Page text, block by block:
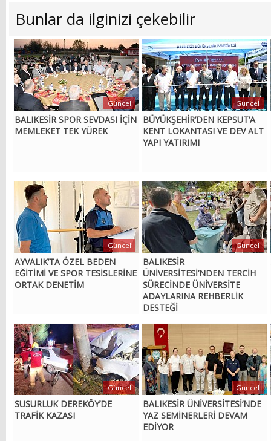
Bunlar da ilginizi çekebilir
BALIKESİR SPOR SEVDASI İÇİN
MEMLEKET TEK YÜREK
Güncel
BÜYÜKŞEHİR’DEN KEPSUT’A
KENT LOKANTASI VE DEV ALT
YAPI YATIRIMI
Güncel
AYVALIK’TA ÖZEL BEDEN
EĞİTİMİ VE SPOR TESİSLERİNE
ORTAK DENETİM
Güncel
BALIKESİR
ÜNİVERSİTESİ’NDEN TERCİH
SÜRECİNDE ÜNİVERSİTE
ADAYLARINA REHBERLİK
DESTEĞİ
Güncel
SUSURLUK DEREKÖY’DE
TRAFİK KAZASI
Güncel
BALIKESİR ÜNİVERSİTESİ’NDE
YAZ SEMİNERLERİ DEVAM
EDİYOR
Güncel